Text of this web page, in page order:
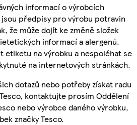
informací o výrobcích
předpisy pro výrobu potravin
že může dojít ke změně složek
informací a alergenů.
etiketu na výrobku a nespoléhat se
na internetových stránkách.
dotazů nebo potřeby získat radu
kontaktujte prosím Oddělení
nebo výrobce daného výrobku,
značky Tesco.